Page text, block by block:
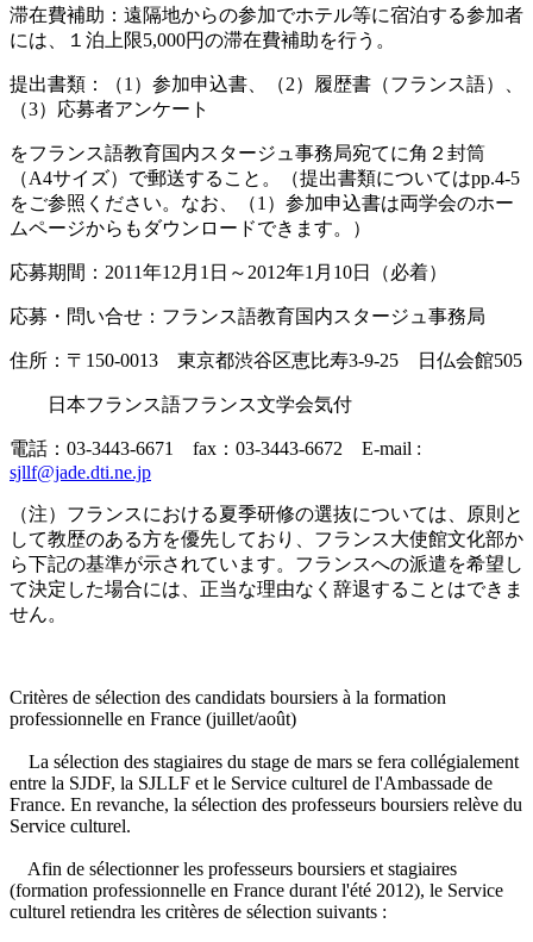
滞在費補助：遠隔地からの参加でホテル等に宿泊する参加者
には、１泊上限5,000円の滞在費補助を行う。
提出書類：（1）参加申込書、（2）履歴書（フランス語）、
（3）応募者アンケート
をフランス語教育国内スタージュ事務局宛てに角２封筒
（A4サイズ）で郵送すること。（提出書類についてはpp.4-5
をご参照ください。なお、（1）参加申込書は両学会のホー
ムページからもダウンロードできます。）
応募期間：2011年12月1日～2012年1月10日（必着）
応募・問い合せ：フランス語教育国内スタージュ事務局
住所：〒150-0013 東京都渋谷区恵比寿3-9-25 日仏会館505
日本フランス語フランス文学会気付
電話：03-3443-6671 fax：03-3443-6672 E-mail :
sjllf@jade.dti.ne.jp
（注）フランスにおける夏季研修の選抜については、原則と
して教歴のある方を優先しており、フランス大使館文化部か
ら下記の基準が示されています。フランスへの派遣を希望し
て決定した場合には、正当な理由なく辞退することはできま
せん。
Critères de sélection des candidats boursiers à la formation
professionnelle en France (juillet/août)
La sélection des stagiaires du stage de mars se fera collégialement
entre la SJDF, la SJLLF et le Service culturel de l'Ambassade de
France. En revanche, la sélection des professeurs boursiers relève du
Service culturel.
Afin de sélectionner les professeurs boursiers et stagiaires
(formation professionnelle en France durant l'été 2012), le Service
culturel retiendra les critères de sélection suivants :